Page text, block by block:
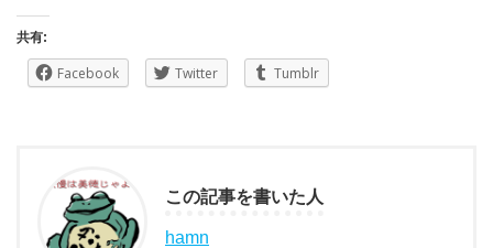
共有:
Facebook Twitter Tumblr
この記事を書いた人
hamn